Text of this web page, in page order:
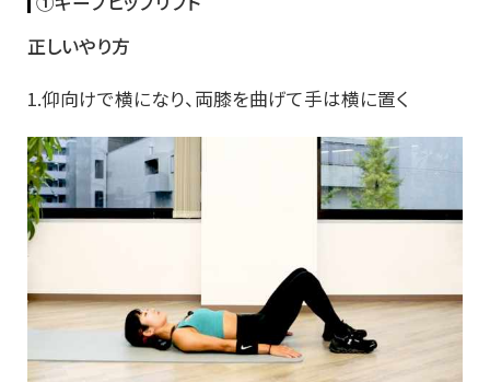
正しいやり方
1.仰向けで横になり、両膝を曲げて手は横に置く